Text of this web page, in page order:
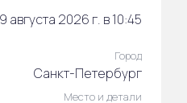
августа 2026 г. в 10:45
Город
Санкт-Петербург
Место и детали